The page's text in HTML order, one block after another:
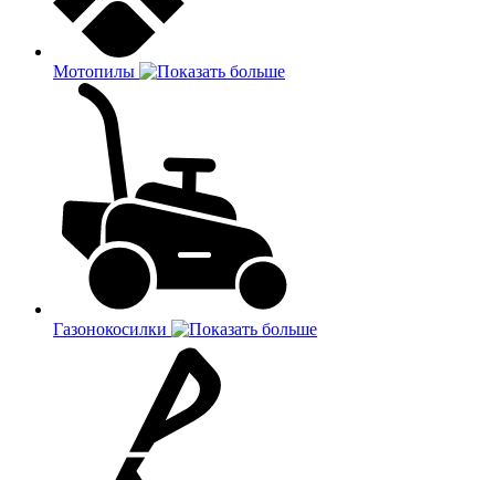
Мотопилы
Газонокосилки